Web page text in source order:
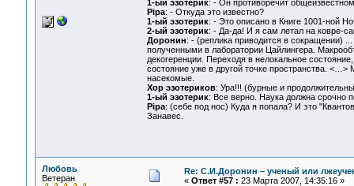
1-ый эзотерик: - Он противоречит
Pipa: - Откуда это известно?
1-ый эзотерик: - Это описано в Книге 1001-ной
2-ый эзотерик: - Да-да! И я сам летал на ковре-
Доронин: - (реплика приводится в сокращении)
полученными в лаборатории Цайлингера.
декогеренции. Переходя в нелокальное
состояние уже в другой точке пространства. <…>
насекомые.
Хор эзотериков: Ура!!! (бурные и
1-ый эзотерик: Все верно. Наука должна срочно
Pipa: (себе под нос) Куда я попала? И это
Занавес.
Любовь
Ветеран
Re: С.И.Доронин – ученый или
« Ответ #57 : 23 Марта 2007, 14:35:16 »